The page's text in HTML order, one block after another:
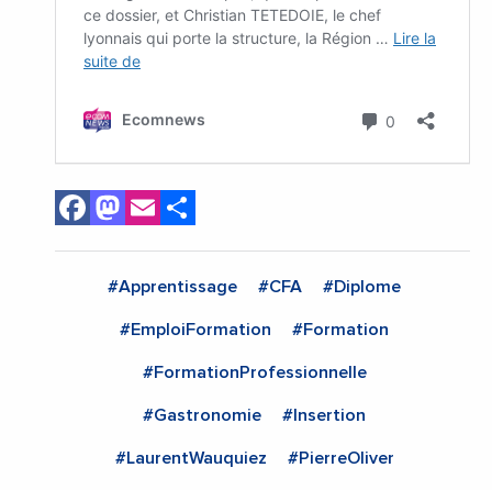
Facebook
Mastodon
Email
#Apprentissage #CFA #Diplome
#EmploiFormation #Formation
#FormationProfessionnelle
#Gastronomie #Insertion
#LaurentWauquiez #PierreOliver